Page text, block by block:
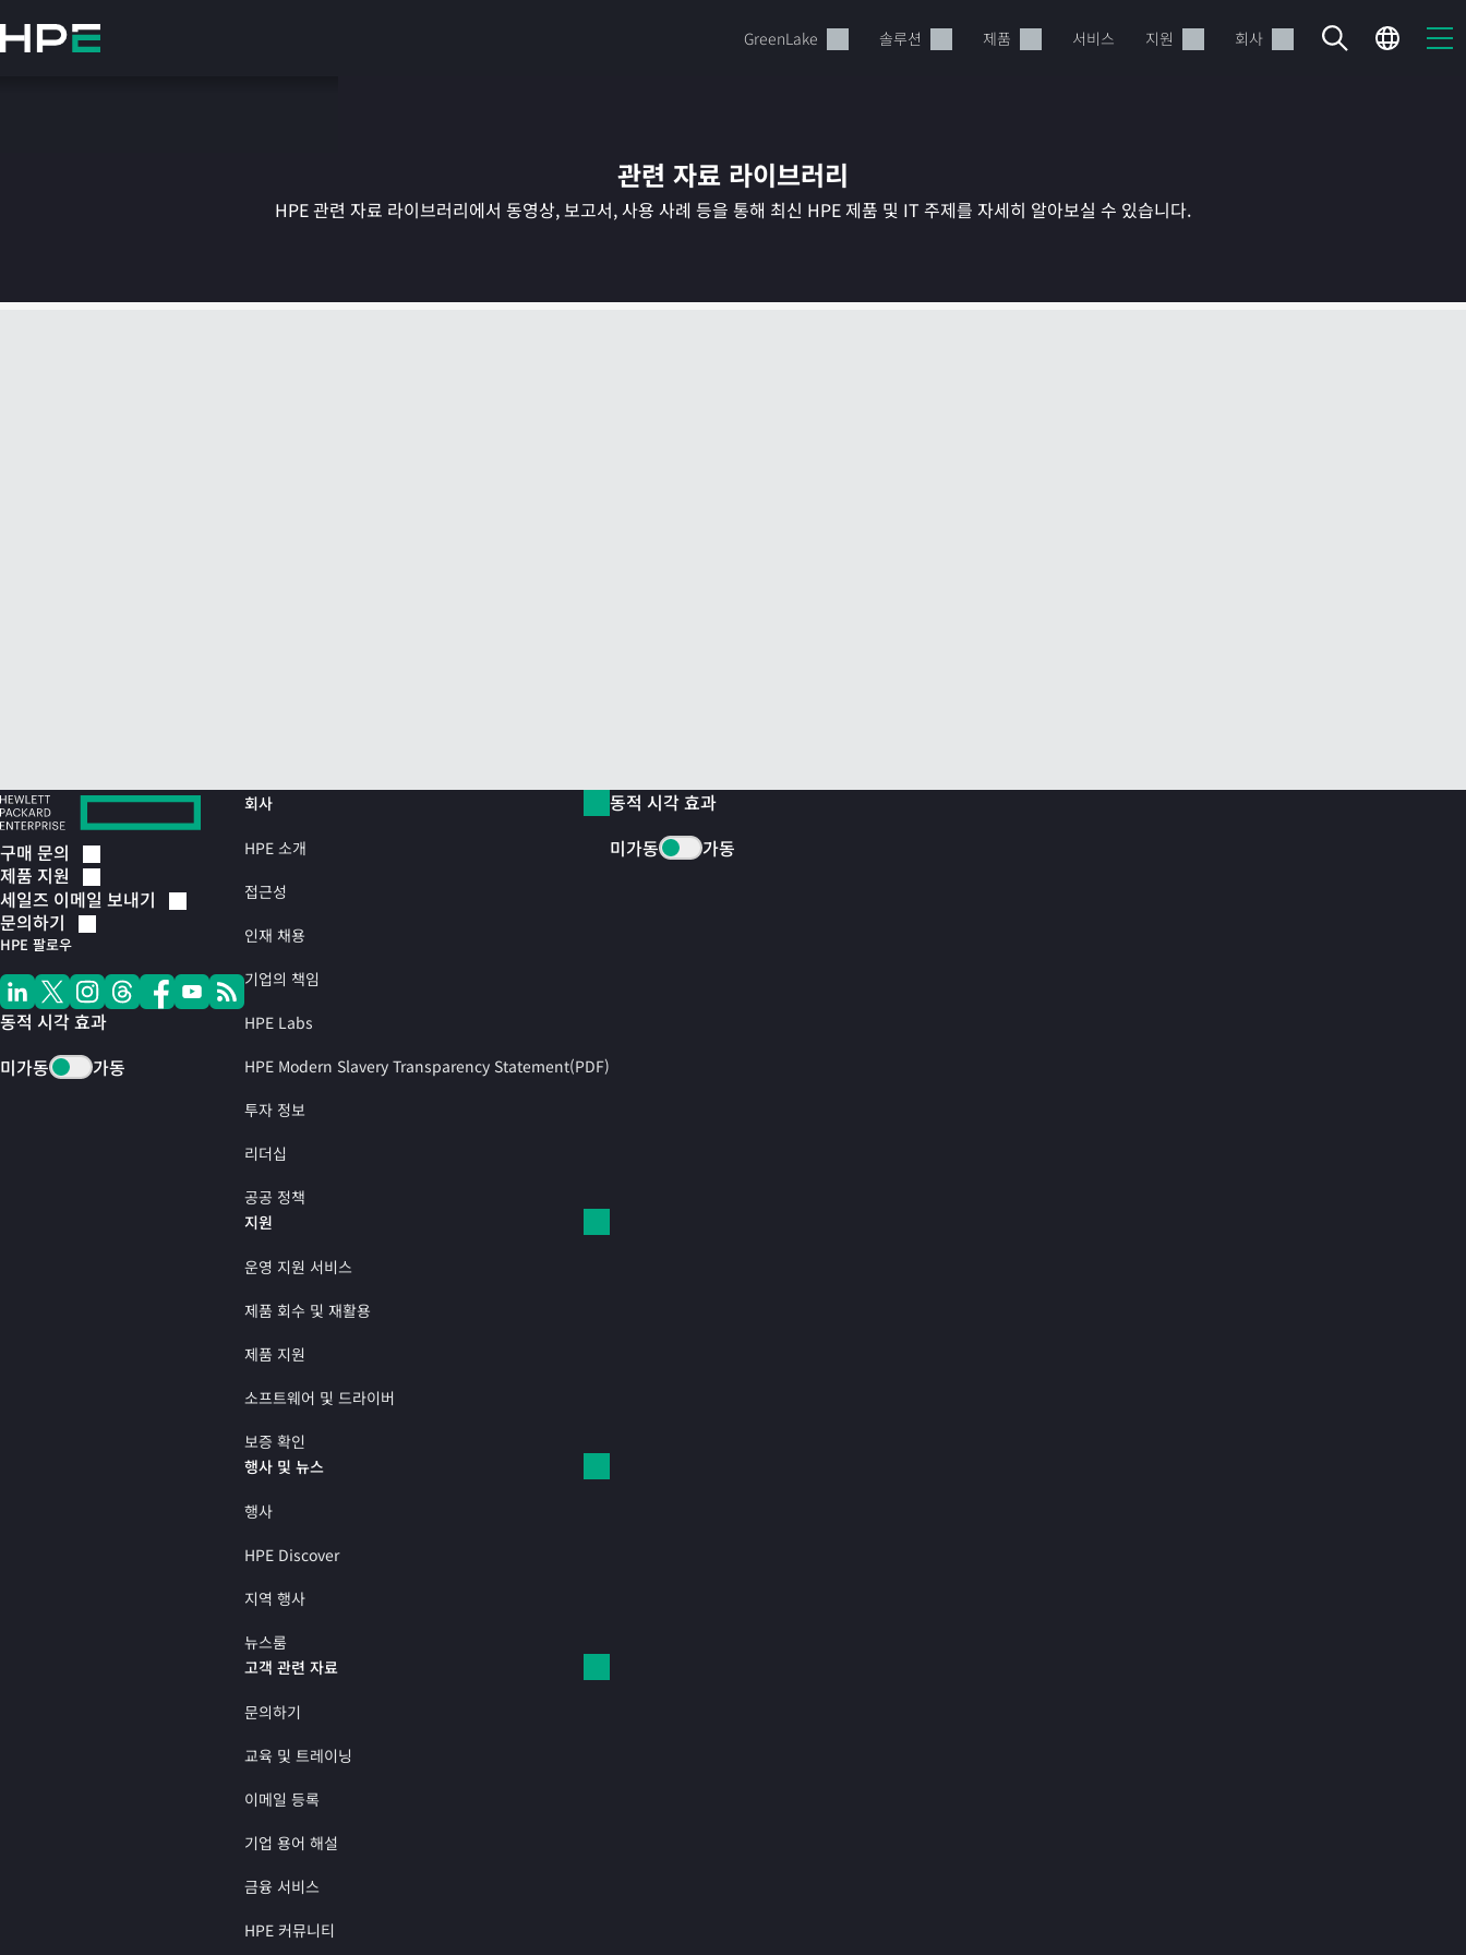
요
GreenLake 솔루션 제품 서비스 지원 회사
현재 장바구니가 비어있습니다
관련 자료 라이브러리
HPE 관련 자료 라이브러리에서 동영상, 보고서, 사용 사례 등을 통해 최신 HPE 제품 및 IT 주제를 자세히 알아보실 수 있습니다.
구매 문의
제품 지원
세일즈 이메일 보내기
문의하기
HPE 팔로우
동적 시각 효과
미가동
가동
회사
HPE 소개
접근성
인재 채용
기업의 책임
HPE Labs
HPE Modern Slavery Transparency Statement(PDF)
투자 정보
리더십
공공 정책
지원
운영 지원 서비스
제품 회수 및 재활용
제품 지원
소프트웨어 및 드라이버
보증 확인
행사 및 뉴스
행사
HPE Discover
지역 행사
뉴스룸
고객 관련 자료
문의하기
교육 및 트레이닝
이메일 등록
기업 용어 해설
금융 서비스
HPE 커뮤니티
동적 시각 효과
미가동
가동